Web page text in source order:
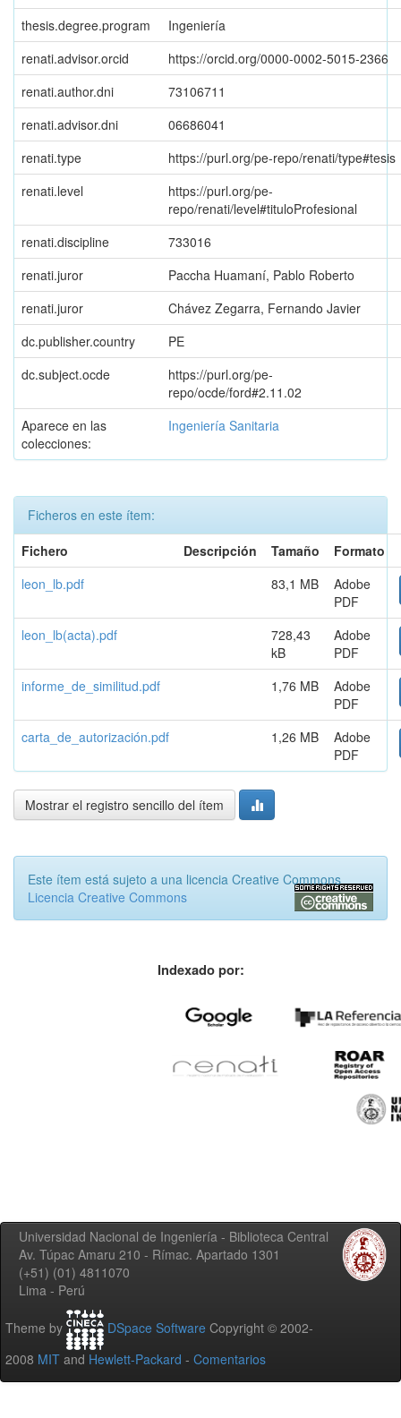
thesis.degree.program
Ingeniería
renati.advisor.orcid
https://orcid.org/0000-0002-5015-2366
renati.author.dni
73106711
renati.advisor.dni
06686041
renati.type
https://purl.org/pe-repo/renati/type#tesis
renati.level
https://purl.org/pe-
repo/renati/level#tituloProfesional
renati.discipline
733016
renati.juror
Paccha Huamaní, Pablo Roberto
renati.juror
Chávez Zegarra, Fernando Javier
dc.publisher.country
PE
dc.subject.ocde
https://purl.org/pe-
repo/ocde/ford#2.11.02
Aparece en las
colecciones:
Ingeniería Sanitaria
Ficheros en este ítem:
Fichero
Descripción Tamaño
Formato
leon_lb.pdf
83,1 MB
Adobe
PDF
leon_lb(acta).pdf
728,43
kB
Adobe
PDF
informe_de_similitud.pdf
1,76 MB
Adobe
PDF
carta_de_autorización.pdf
1,26 MB
Adobe
PDF
Mostrar el registro sencillo del ítem
Este ítem está sujeto a una licencia Creative Commons
Licencia Creative Commons
Indexado por:
Universidad Nacional de Ingeniería - Biblioteca Central
Av. Túpac Amaru 210 - Rímac. Apartado 1301
(+51) (01) 4811070
Lima - Perú
Theme by DSpace Software Copyright © 2002-
2008 MIT and Hewlett-Packard - Comentarios